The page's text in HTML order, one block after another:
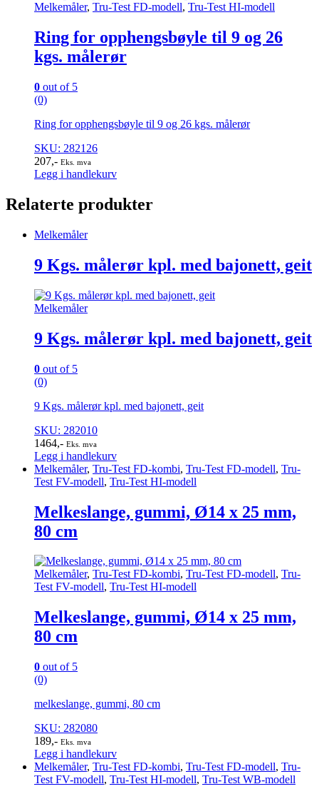
Melkemåler, Tru-Test FD-modell, Tru-Test HI-modell
Ring for opphengsbøyle til 9 og 26
kgs. målerør
0 out of 5
(0)
Ring for opphengsbøyle til 9 og 26 kgs. målerør
SKU: 282126
207,- Eks. mva
Legg i handlekurv
Relaterte produkter
Melkemåler
9 Kgs. målerør kpl. med bajonett, geit
Melkemåler
9 Kgs. målerør kpl. med bajonett, geit
0 out of 5
(0)
9 Kgs. målerør kpl. med bajonett, geit
SKU: 282010
1464,- Eks. mva
Legg i handlekurv
Melkemåler, Tru-Test FD-kombi, Tru-Test FD-modell, Tru-
Test FV-modell, Tru-Test HI-modell
Melkeslange, gummi, Ø14 x 25 mm,
80 cm
Melkemåler, Tru-Test FD-kombi, Tru-Test FD-modell, Tru-
Test FV-modell, Tru-Test HI-modell
Melkeslange, gummi, Ø14 x 25 mm,
80 cm
0 out of 5
(0)
melkeslange, gummi, 80 cm
SKU: 282080
189,- Eks. mva
Legg i handlekurv
Melkemåler, Tru-Test FD-kombi, Tru-Test FD-modell, Tru-
Test FV-modell, Tru-Test HI-modell, Tru-Test WB-modell